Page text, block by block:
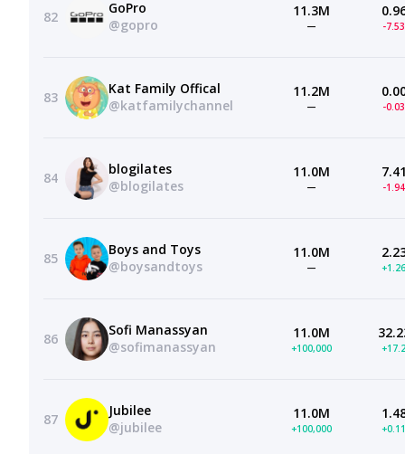
82
GoPro
@gopro
11.3M
— -
83
Kat Family Offical
@katfamilychannel
11.2M
— -
84
blogilates
@blogilates
11.0M
— -
85
Boys and Toys
@boysandtoys
11.0M
—
86
Sofi Manassyan
@sofimanassyan
11.0M
+100,000
87
Jubilee
@jubilee
11.0M
+100,000